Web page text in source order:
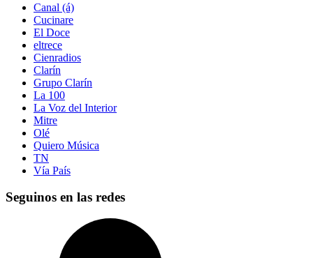
Canal (á)
Cucinare
El Doce
eltrece
Cienradios
Clarín
Grupo Clarín
La 100
La Voz del Interior
Mitre
Olé
Quiero Música
TN
Vía País
Seguinos en las redes